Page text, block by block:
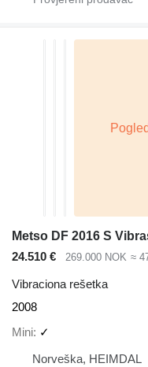
Metso DF 2016 S
24.510 €
269.000 NOK ≈
Vibraciona rešetka
2008
Mini ✓
Norveška, HEIMDAL